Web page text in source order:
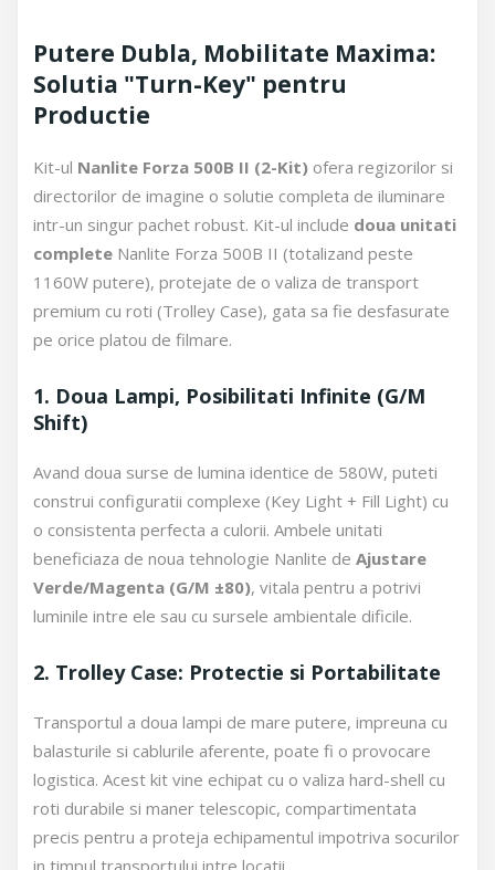
Putere Dubla, Mobilitate Maxima:
Solutia "Turn-Key" pentru
Productie
Kit-ul Nanlite Forza 500B II (2-Kit) ofera regizorilor si
directorilor de imagine o solutie completa de iluminare
intr-un singur pachet robust. Kit-ul include doua unitati
complete Nanlite Forza 500B II (totalizand peste
1160W putere), protejate de o valiza de transport
premium cu roti (Trolley Case), gata sa fie desfasurate
pe orice platou de filmare.
1. Doua Lampi, Posibilitati Infinite (G/M
Shift)
Avand doua surse de lumina identice de 580W, puteti
construi configuratii complexe (Key Light + Fill Light) cu
o consistenta perfecta a culorii. Ambele unitati
beneficiaza de noua tehnologie Nanlite de Ajustare
Verde/Magenta (G/M ±80), vitala pentru a potrivi
luminile intre ele sau cu sursele ambientale dificile.
2. Trolley Case: Protectie si Portabilitate
Transportul a doua lampi de mare putere, impreuna cu
balasturile si cablurile aferente, poate fi o provocare
logistica. Acest kit vine echipat cu o valiza hard-shell cu
roti durabile si maner telescopic, compartimentata
precis pentru a proteja echipamentul impotriva socurilor
in timpul transportului intre locatii.